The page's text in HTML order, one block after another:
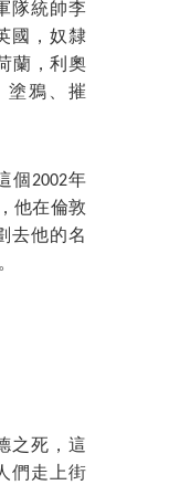
隊統帥李
國，奴隸
蘭，利奧
塗鴉、摧
個2002年
他在倫敦
去他的名
之死，這
們走上街